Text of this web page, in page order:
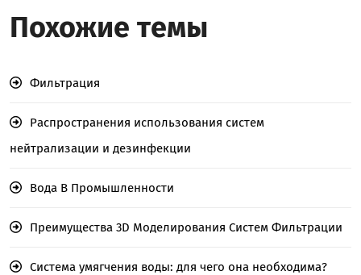
Похожие темы
Фильтрация
Распространения использования систем
нейтрализации и дезинфекции
Вода В Промышленности
Преимущества 3D Моделирования Систем Фильтрации
Система умягчения воды: для чего она необходима?